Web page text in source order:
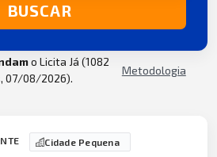
BUSCAR
o Licita Já (1082
07/08/2026).
Metodologia
Cidade Pequena